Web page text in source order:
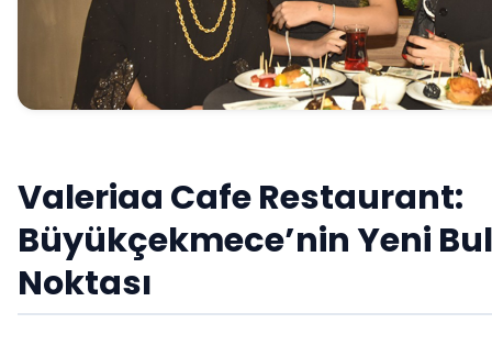
Valeriaa Cafe Restaurant:
Büyükçekmece’nin Yeni
Noktası